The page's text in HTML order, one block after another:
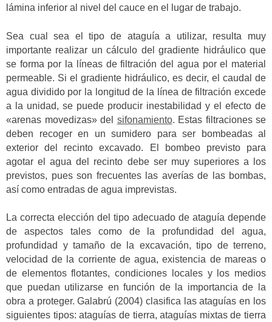
lámina inferior al nivel del cauce en el lugar de trabajo.
Sea cual sea el tipo de ataguía a utilizar, resulta muy
importante realizar un cálculo del gradiente hidráulico que
se forma por la líneas de filtración del agua por el material
permeable. Si el gradiente hidráulico, es decir, el caudal de
agua dividido por la longitud de la línea de filtración excede
a la unidad, se puede producir inestabilidad y el efecto de
«arenas movedizas» del sifonamiento. Estas filtraciones se
deben recoger en un sumidero para ser bombeadas al
exterior del recinto excavado. El bombeo previsto para
agotar el agua del recinto debe ser muy superiores a los
previstos, pues son frecuentes las averías de las bombas,
así como entradas de agua imprevistas.
La correcta elección del tipo adecuado de ataguía depende
de aspectos tales como de la profundidad del agua,
profundidad y tamaño de la excavación, tipo de terreno,
velocidad de la corriente de agua, existencia de mareas o
de elementos flotantes, condiciones locales y los medios
que puedan utilizarse en función de la importancia de la
obra a proteger. Galabrú (2004) clasifica las ataguías en los
siguientes tipos: ataguías de tierra, ataguías mixtas de tierra